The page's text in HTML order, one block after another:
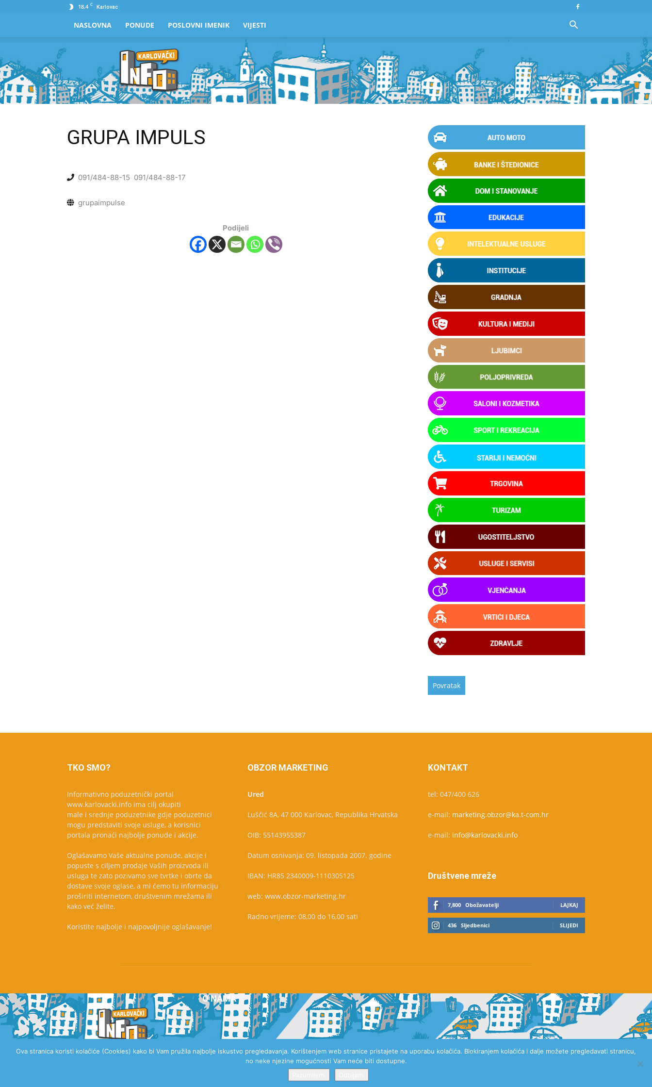
18.4 C Karlovac
NASLOVNA PONUDE POSLOVNI IMENIK VIJESTI
Karlovački
GRUPA IMPULS
091/484-88-15 091/484-88-17
grupaimpulse
Podijeli
TKO SMO?
Informativno poduzetnički portal
www.karlovacki.info ima cilj okupiti
male i srednje poduzetnike gdje poduzetnici
mogu predstaviti svoje usluge, a korisnici
portala pronaći najbolje ponude i akcije.
Oglašavamo Vaše aktualne ponude, akcije i
popuste s ciljem prodaje Vaših proizvoda ili
usluga te zato pozivamo sve tvrtke i obrte da
dostave svoje oglase, a mi ćemo tu informaciju
proširiti internetom, društvenim mrežama ili
kako već želite.
Koristite najbolje i najpovoljnije oglašavanje!
OBZOR MARKETING
Ured
Luščić 8A, 47 000 Karlovac, Republika Hrvatska
OIB: 55143955387
Datum osnivanja: 09. listopada 2007. godine
IBAN: HR85 2340009-1110305125
web: www.obzor-marketing.hr
Radno vrijeme: 08,00 do 16,00 sati
KONTAKT
tel: 047/400 626
e-mail: marketing.obzor@ka.t-com.hr
e-mail: info@karlovacki.info
Društvene mreže
7,800 Obožavatelji LAJKAJ
436 Sljedbenici SLIJEDI
O NAMA
Ova stranica koristi kolačiće (Cookies) kako bi Vam pružila najbolje iskustvo pregledavanja. Korištenjem web stranice pristajete na uporabu kolačića. Blokiranjem kolačića i dalje možete pregledavati stranicu,
no neke njezine mogućnosti Vam neće biti dostupne.